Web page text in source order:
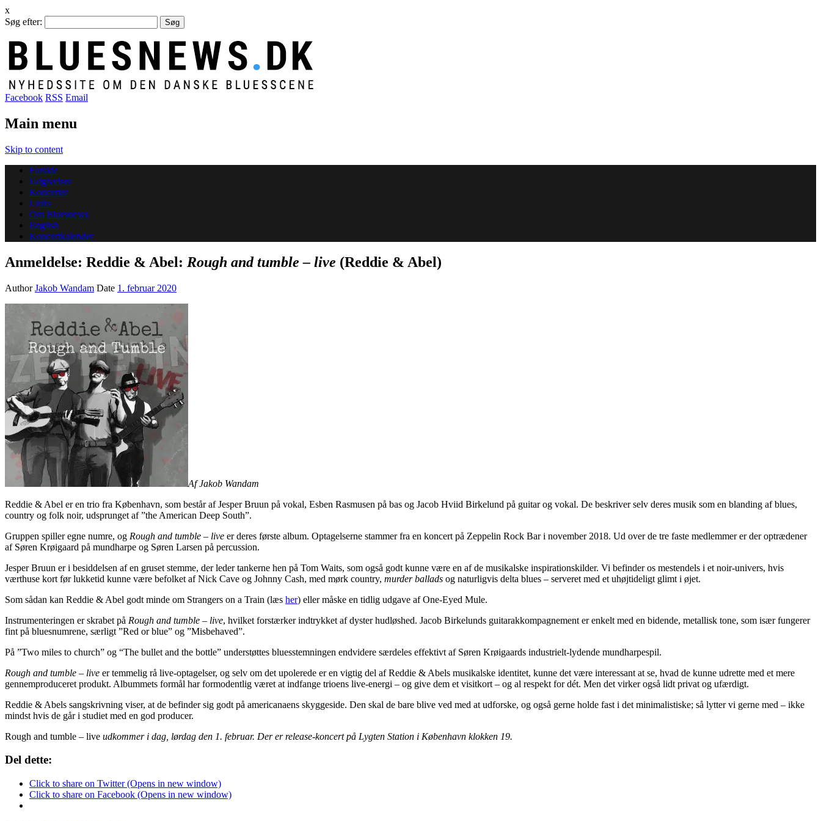
x
Søg efter:
Facebook RSS Email
Main menu
Skip to content
Forside
Udgivelser
Koncerter
Links
Om Bluesnews
English
Koncertkalender
Anmeldelse: Reddie & Abel: Rough and tumble – live (Reddie & Abel)
AuthorJakob Wandam Date 1. februar 2020
Af Jakob Wandam
Reddie & Abel er en trio fra København, som består af Jesper Bruun på vokal, Esben Rasmusen på bas og Jacob Hviid Birkelund på guitar og vokal. De beskriver selv deres musik som en blanding af blues,
country og folk noir, udsprunget af ”the American Deep South”.
Gruppen spiller egne numre, og Rough and tumble – live er deres første album. Optagelserne stammer fra en koncert på Zeppelin Rock Bar i november 2018. Ud over de tre faste medlemmer er der optrædener
af Søren Krøigaard på mundharpe og Søren Larsen på percussion.
Jesper Bruun er i besiddelsen af en gruset stemme, der leder tankerne hen på Tom Waits, som også godt kunne være en af de musikalske inspirationskilder. Vi befinder os mestendels i et noir-univers, hvis
værthuse kort før lukketid kunne være befolket af Nick Cave og Johnny Cash, med mørk country, murder ballads og naturligvis delta blues – serveret med et uhøjtideligt glimt i øjet.
Som sådan kan Reddie & Abel godt minde om Strangers on a Train (læs her) eller måske en tidlig udgave af One-Eyed Mule.
Instrumenteringen er skrabet på Rough and tumble – live, hvilket forstærker indtrykket af dyster hudløshed. Jacob Birkelunds guitarakkompagnement er enkelt med en bidende, metallisk tone, som især fungerer
fint på bluesnumrene, særligt ”Red or blue” og ”Misbehaved”.
På ”Two miles to church” og “The bullet and the bottle” understøttes bluesstemningen endvidere særdeles effektivt af Søren Krøigaards industrielt-lydende mundharpespil.
Rough and tumble – live er temmelig rå live-optagelser, og selv om det upolerede er en vigtig del af Reddie & Abels musikalske identitet, kunne det være interessant at se, hvad de kunne udrette med et mere
gennemproduceret produkt. Albummets formål har formodentlig været at indfange trioens live-energi – og give dem et visitkort – og al respekt for dét. Men det virker også lidt privat og ufærdigt.
Reddie & Abels sangskrivning viser, at de befinder sig godt på americanaens skyggeside. Den skal de bare blive ved med at udforske, og også gerne holde fast i det minimalistiske; så lytter vi gerne med – ikke
mindst hvis de går i studiet med en god producer.
Rough and tumble – live udkommer i dag, lørdag den 1. februar. Der er release-koncert på Lygten Station i København klokken 19.
Del dette:
Click to share on Twitter (Opens in new window)
Click to share on Facebook (Opens in new window)